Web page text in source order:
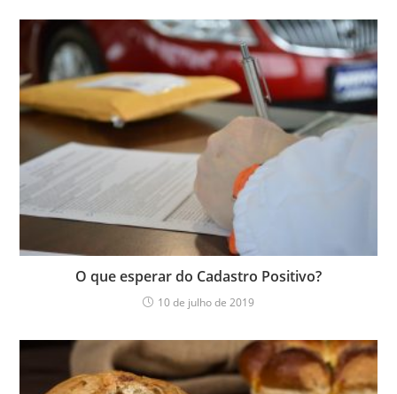
O que esperar do Cadastro Positivo?
10 de julho de 2019